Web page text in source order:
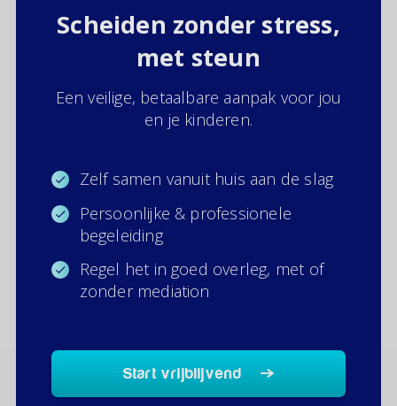
Scheiden zonder stress,
met steun
Een veilige, betaalbare aanpak voor jou
en je kinderen.
Zelf samen vanuit huis aan de slag
Persoonlijke & professionele
begeleiding
Regel het in goed overleg, met of
zonder mediation
Start vrijblijvend